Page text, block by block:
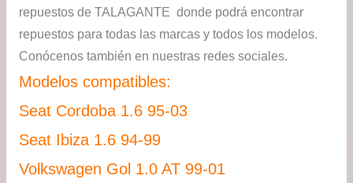
repuestos de TALAGANTE donde podrá encontrar
repuestos para todas las marcas y todos los modelos.
Conócenos también en nuestras redes sociales.
Modelos compatibles:
Seat Cordoba 1.6 95-03
Seat Ibiza 1.6 94-99
Volkswagen Gol 1.0 AT 99-01